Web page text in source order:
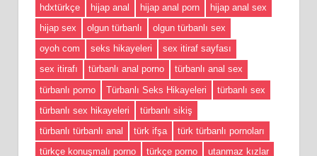
hdxtürkçe
hijap anal hijap anal porn
hijap anal sex
hijap sex
olgun türbanlı
olgun türbanlı sex
oyoh com
seks hikayeleri
sex itiraf sayfası
sex itirafı
türbanlı anal porno
türbanlı anal sex
türbanlı porno
Türbanlı Seks Hikayeleri
türbanlı sex
türbanlı sex hikayeleri
türbanlı sikiş
türbanlı türbanlı anal
türk ifşa
türk türbanlı pornoları
türkçe konuşmalı porno
türkçe porno utanmaz kızlar